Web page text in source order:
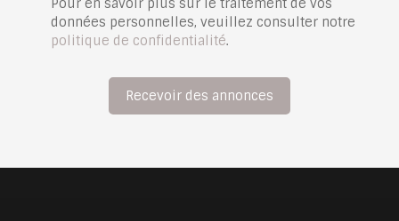
Pour en savoir plus sur le traitement de vos
données personnelles, veuillez consulter notre
politique de confidentialité.
Recevoir des annonces